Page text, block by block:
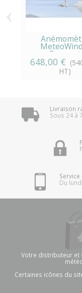
Compact
648,00 €
HT)
Livraison
Sous 24 à
Service
Du
Votre distributeur et
Certaines icônes du